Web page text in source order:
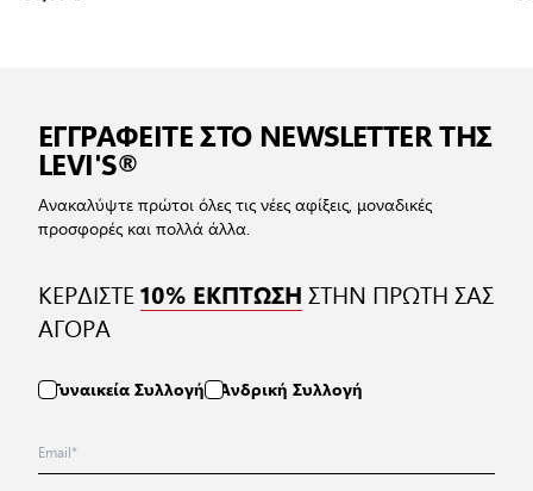
ΕΓΓΡΑΦΕΙΤΕ ΣΤΟ NEWSLETTER ΤΗΣ
LEVI'S®
Ανακαλύψτε πρώτοι όλες τις νέες αφίξεις, μοναδικές
προσφορές και πολλά άλλα.
ΚΕΡΔΙΣΤΕ10% ΕΚΠΤΩΣΗ ΣΤΗΝ ΠΡΩΤΗ ΣΑΣ
ΑΓΟΡΑ
Γυναικεία Συλλογή Ανδρική Συλλογή